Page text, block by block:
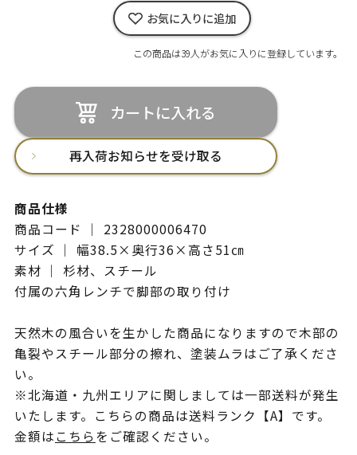
お気に入りに追加
この商品は39人がお気に入りに登録しています。
カートに入れる
再入荷お知らせを受け取る
商品仕様
商品コード ｜ 2328000006470
サイズ ｜ 幅38.5×奥行36×高さ51㎝
素材 ｜ 杉材、スチール
付属の六角レンチで脚部の取り付け
天然木の風合いを生かした商品になりますので木部の
亀裂やスチール部分の擦れ、塗装ムラはご了承くださ
い。
※北海道・九州エリアに関しましては一部送料が発生
いたします。こちらの商品は送料ランク【A】です。
金額はこちらをご確認ください。